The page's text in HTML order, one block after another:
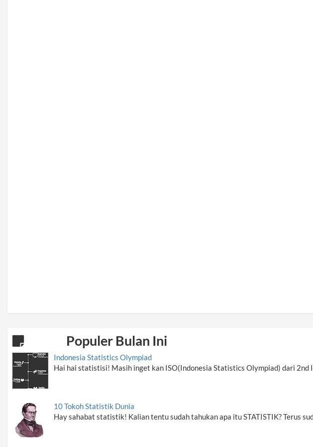
Populer Bulan Ini
Indonesia Statistics Olympiad
Hai hai statistisi! Masih inget kan ISO(Indonesia Statistics Olympiad) dari 2nd
10 Tokoh Statistik Dunia
Hay sahabat statistik! Kalian tentu sudah tahukan apa itu STATISTIK? Terus